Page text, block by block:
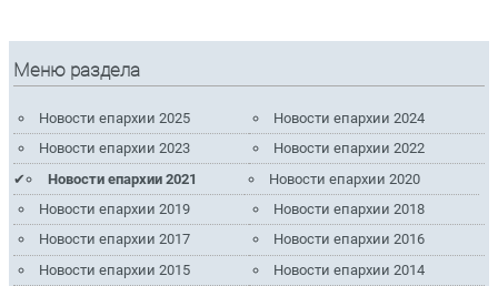
Меню раздела
Новости епархии 2025
Новости епархии 2024
Новости епархии 2023
Новости епархии 2022
Новости епархии 2021
Новости епархии 2020
Новости епархии 2019
Новости епархии 2018
Новости епархии 2017
Новости епархии 2016
Новости епархии 2015
Новости епархии 2014